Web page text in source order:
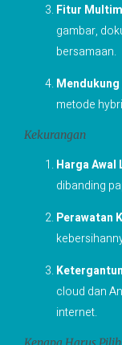
Fitur
gambar,
bersamaan.
metode
Kekurangan
Harga Awal
dibanding
Perawatan
cloud dan
internet.